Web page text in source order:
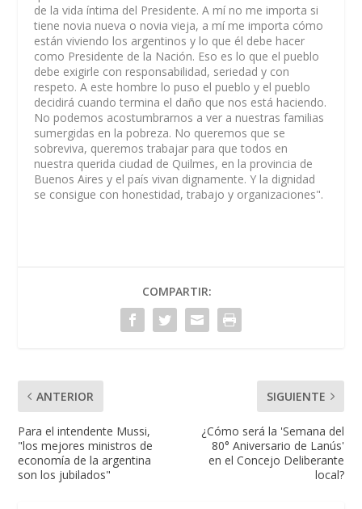
de la vida íntima del Presidente. A mí no me importa si
tiene novia nueva o novia vieja, a mí me importa cómo
están viviendo los argentinos y lo que él debe hacer
como Presidente de la Nación. Eso es lo que el pueblo
debe exigirle con responsabilidad, seriedad y con
respeto. A este hombre lo puso el pueblo y el pueblo
decidirá cuando termina el daño que nos está haciendo.
No podemos acostumbrarnos a ver a nuestras familias
sumergidas en la pobreza. No queremos que se
sobreviva, queremos trabajar para que todos en
nuestra querida ciudad de Quilmes, en la provincia de
Buenos Aires y el país vivan dignamente. Y la dignidad
se consigue con honestidad, trabajo y organizaciones".
COMPARTIR:
ANTERIOR
Para el intendente Mussi,
"los mejores ministros de
economía de la argentina
son los jubilados"
SIGUIENTE
¿Cómo será la 'Semana del
80° Aniversario de Lanús'
en el Concejo Deliberante
local?